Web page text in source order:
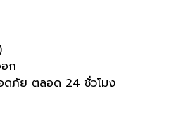
ก
ดภัย ตลอด 24 ชั่วโมง